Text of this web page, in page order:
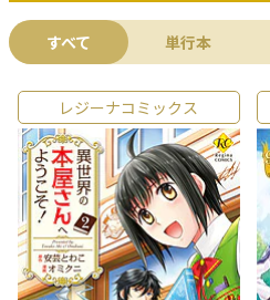
すべて 単行本
レジーナコミックス